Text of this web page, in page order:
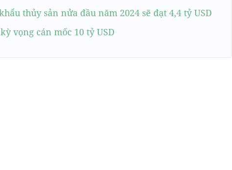
thủy sản nửa đầu năm 2024 sẽ đạt 4,4 tỷ USD
vọng cán mốc 10 tỷ USD